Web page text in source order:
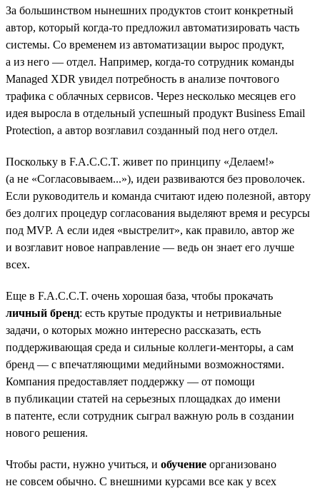
За большинством нынешних продуктов стоит конкретный
автор, который когда-то предложил автоматизировать часть
системы. Со временем из автоматизации вырос продукт,
а из него — отдел. Например, когда-то сотрудник команды
Managed XDR увидел потребность в анализе почтового
трафика с облачных сервисов. Через несколько месяцев его
идея выросла в отдельный успешный продукт Business Email
Protection, а автор возглавил созданный под него отдел.
Поскольку в F.A.C.C.T. живет по принципу «Делаем!»
(а не «Согласовываем...»), идеи развиваются без проволочек.
Если руководитель и команда считают идею полезной, автору
без долгих процедур согласования выделяют время и ресурсы
под MVP. А если идея «выстрелит», как правило, автор же
и возглавит новое направление — ведь он знает его лучше
всех.
Еще в F.A.C.C.T. очень хорошая база, чтобы прокачать
личный бренд: есть крутые продукты и нетривиальные
задачи, о которых можно интересно рассказать, есть
поддерживающая среда и сильные коллеги-менторы, а сам
бренд — с впечатляющими медийными возможностями.
Компания предоставляет поддержку — от помощи
в публикации статей на серьезных площадках до имени
в патенте, если сотрудник сыграл важную роль в создании
нового решения.
Чтобы расти, нужно учиться, и обучение организовано
не совсем обычно. С внешними курсами все как у всех